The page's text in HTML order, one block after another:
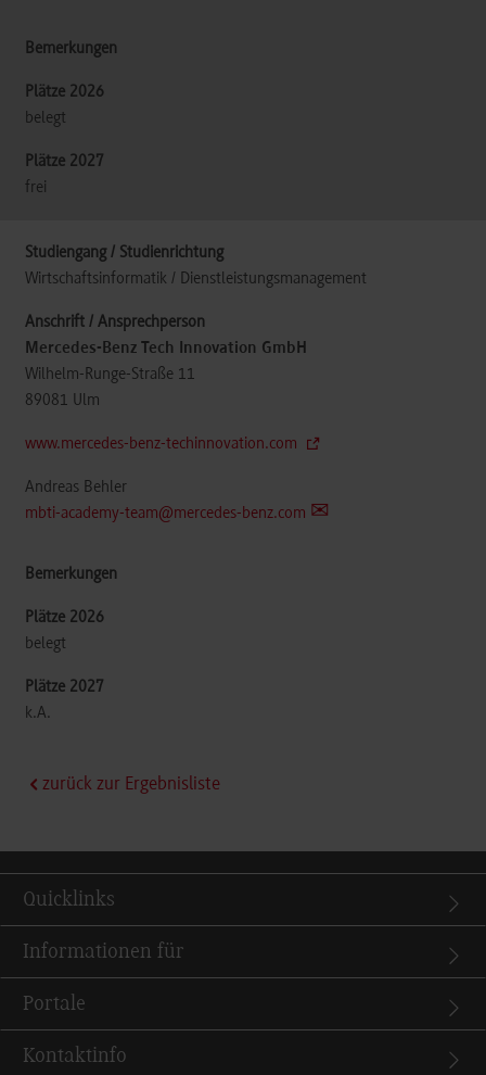
belegt
frei
Wirtschaftsinformatik / Dienstleistungsmanagement
Mercedes-Benz Tech Innovation GmbH
Wilhelm-Runge-Straße 11
89081 Ulm
www.mercedes-benz-techinnovation.com
Andreas Behler
mbti-academy-team@mercedes-benz.com
belegt
k.A.
zurück zur Ergebnisliste
Quicklinks
Informationen für
Portale
Kontaktinfo